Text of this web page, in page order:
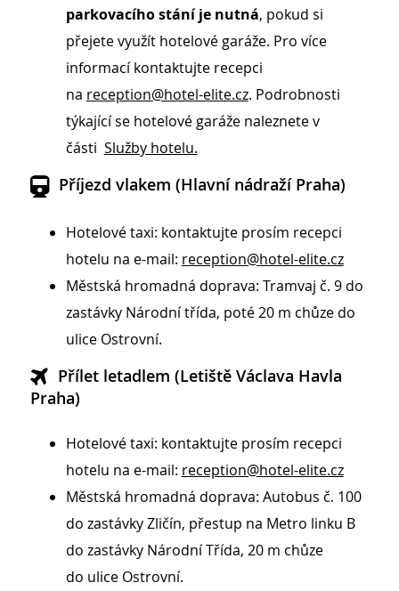
parkovacího stání je nutná, pokud si
přejete využít hotelové garáže. Pro více
informací kontaktujte recepci
na reception@hotel-elite.cz. Podrobnosti
týkající se hotelové garáže naleznete v
části Služby hotelu.
Příjezd vlakem (Hlavní nádraží Praha)
Hotelové taxi: kontaktujte prosím recepci
hotelu na e-mail: reception@hotel-elite.cz
Městská hromadná doprava: Tramvaj č. 9 do
zastávky Národní třída, poté 20 m chůze do
ulice Ostrovní.
Přílet letadlem (Letiště Václava Havla
Praha)
Hotelové taxi: kontaktujte prosím recepci
hotelu na e-mail: reception@hotel-elite.cz
Městská hromadná doprava: Autobus č. 100
do zastávky Zličín, přestup na Metro linku B
do zastávky Národní Třída, 20 m chůze
do ulice Ostrovní.